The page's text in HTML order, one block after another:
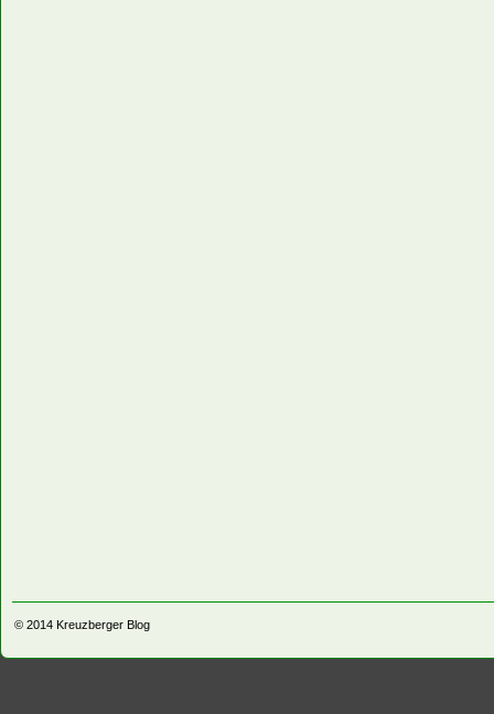
© 2014 Kreuzberger Blog